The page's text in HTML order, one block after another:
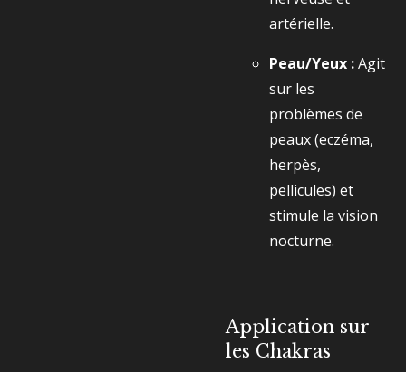
artérielle.
Peau/Yeux :Agit
sur les
problèmes de
peaux (eczéma,
herpès,
pellicules) et
stimule la vision
nocturne.
Application sur
les Chakras